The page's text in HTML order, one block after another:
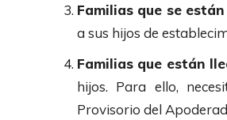
Familias que se
a sus hijos de
Familias que están
hijos. Para ello,
Provisorio del